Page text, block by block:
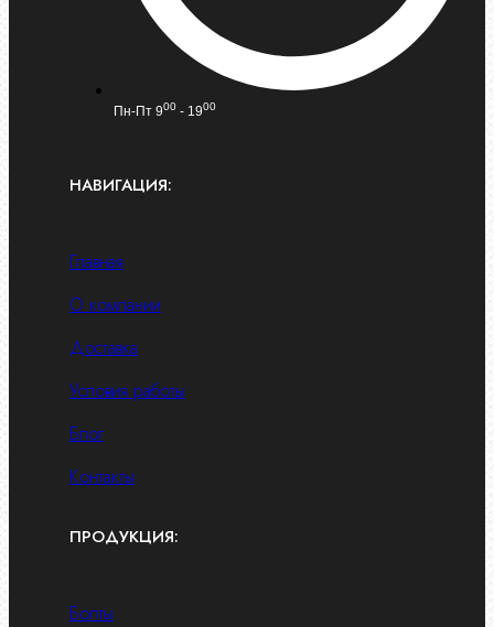
Пн-Пт 900 - 1900
НАВИГАЦИЯ:
Главная
О компании
Доставка
Условия работы
Блог
Контакты
ПРОДУКЦИЯ:
Болты